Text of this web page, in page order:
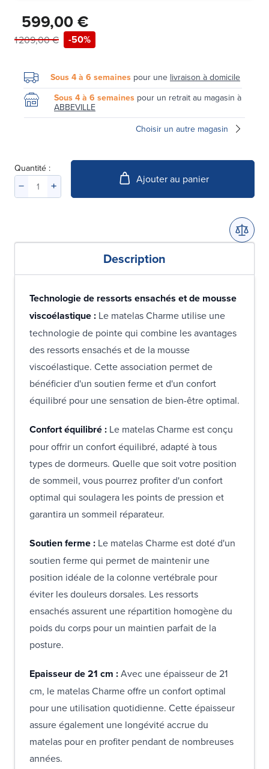
599,00 €
1 209,00 € -50%
Sous 4 à 6 semaines pour une livraison à domicile
Sous 4 à 6 semaines pour un retrait au magasin à
ABBEVILLE
Choisir un autre magasin
Quantité :
Ajouter au panier
Description
Technologie de ressorts ensachés et de mousse
viscoélastique : Le matelas Charme utilise une
technologie de pointe qui combine les avantages
des ressorts ensachés et de la mousse
viscoélastique. Cette association permet de
bénéficier d'un soutien ferme et d'un confort
équilibré pour une sensation de bien-être optimal.
Confort équilibré : Le matelas Charme est conçu
pour offrir un confort équilibré, adapté à tous
types de dormeurs. Quelle que soit votre position
de sommeil, vous pourrez profiter d'un confort
optimal qui soulagera les points de pression et
garantira un sommeil réparateur.
Soutien ferme : Le matelas Charme est doté d'un
soutien ferme qui permet de maintenir une
position idéale de la colonne vertébrale pour
éviter les douleurs dorsales. Les ressorts
ensachés assurent une répartition homogène du
poids du corps pour un maintien parfait de la
posture.
Epaisseur de 21 cm :Avec une épaisseur de 21
cm, le matelas Charme offre un confort optimal
pour une utilisation quotidienne. Cette épaisseur
assure également une longévité accrue du
matelas pour en profiter pendant de nombreuses
années.